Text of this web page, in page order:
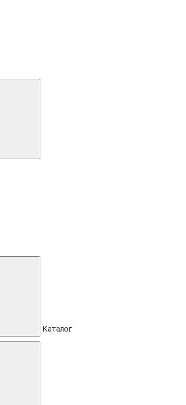
Каталог